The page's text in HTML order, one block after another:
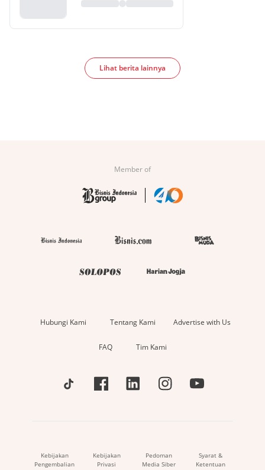
Lihat berita lainnya
Member of
Hubungi Kami Tentang Kami Advertise with Us
FAQ Tim Kami
Kebijakan
Pengembalian
Kebijakan
Privasi
Pedoman
Media Siber
Syarat &
Ketentuan